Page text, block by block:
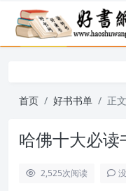
首页 好书书单 正文
哈佛十大必读
2,525次阅读